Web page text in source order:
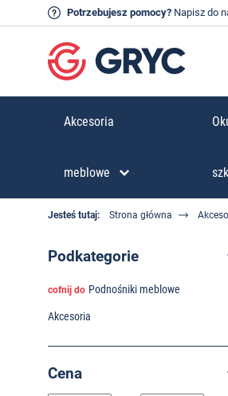
Potrzebujesz pomocy? Napisz do
Akcesoria
meblowe
Jesteś tutaj: Strona główna
Podkategorie
cofnij do Podnośniki meblowe
Akcesoria
Cena